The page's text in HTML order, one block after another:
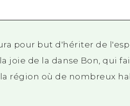
pour but d'hériter de
joie de la danse Bon, qui
région où de nombreux